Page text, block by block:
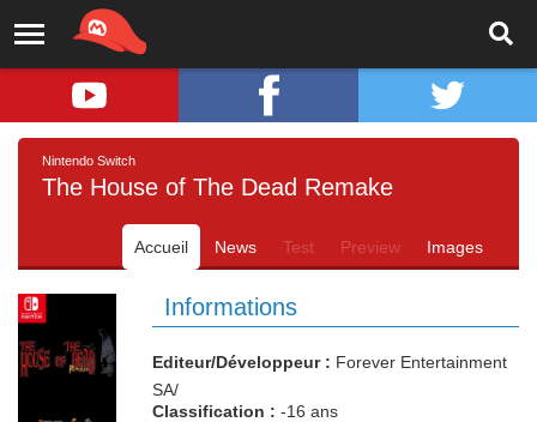
Nintendo Switch
The House of The Dead Remake
Accueil News Test Preview Images
Informations
Editeur/Développeur : Forever Entertainment
SA/
Classification : -16 ans